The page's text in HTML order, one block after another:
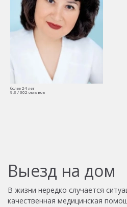
более 24 лет
9.3 /302 отзывов
Бауманская
Синягина Наталья Владимировна
Врач функциональной диагностики,
Записаться
Выезд на дом
В жизни нередко случается
качественная медицинская